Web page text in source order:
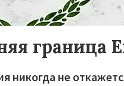
граница
никогда не